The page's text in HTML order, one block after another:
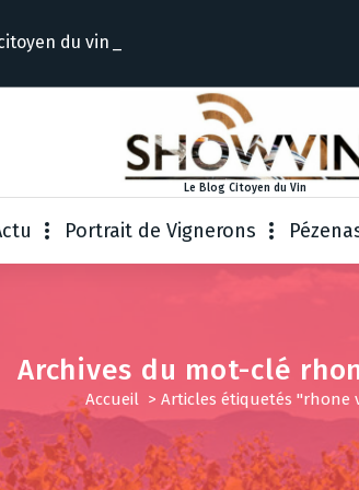
du
Le Blog Citoyen du Vin
Portrait de Vignerons
Archives du mot-clé
Accueil > Articles étiquetés "rhone